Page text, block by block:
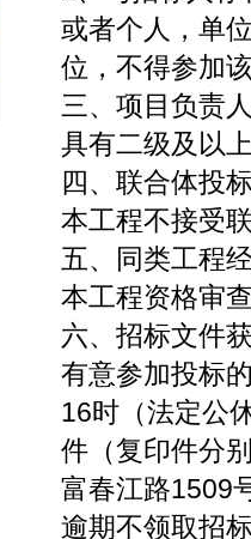
或者个人，单
位，不得参
三、项目负责
具有二级及以
四、联合体投
本工程不接受
五、同类工程
本工程资格审
六、招标文件
有意参加投标
16时（法定公
件（复印件分
富春江路1509
逾期不领取